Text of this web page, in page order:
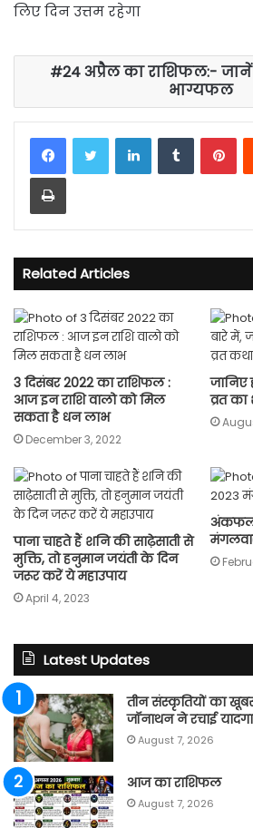
लिए दिन उत्तम रहेगा
24 अप्रैल का राशिफल:-
भाग्यफल
LinkedInTumblr
Print
Related Articles
3 दिसंबर 2022 का राशिफल :
आज इन राशि वालो को मिल
सकता है धन लाभ
December 3, 2022
जानिए
व्रत
पाना चाहते हैं शनि की साढ़ेसाती से
मुक्ति, तो हनुमान जयंती के दिन
जरूर करें ये महाउपाय
April 4, 2023
अंकफल
Latest Updates
तीन संस्कृतियों का
जॉनाथन ने रचाई
August 7, 2026
आज का राशिफल
August 7, 2026